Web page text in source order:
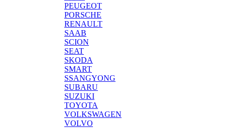
PEUGEOT
PORSCHE
RENAULT
SAAB
SCION
SEAT
SKODA
SMART
SSANGYONG
SUBARU
SUZUKI
TOYOTA
VOLKSWAGEN
VOLVO